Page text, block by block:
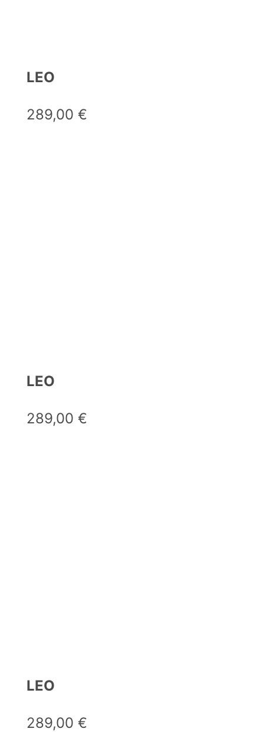
LEO
289,00 €
LEO
289,00 €
LEO
289,00 €